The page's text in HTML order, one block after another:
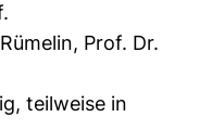
Prof. Dr.
teilweise in